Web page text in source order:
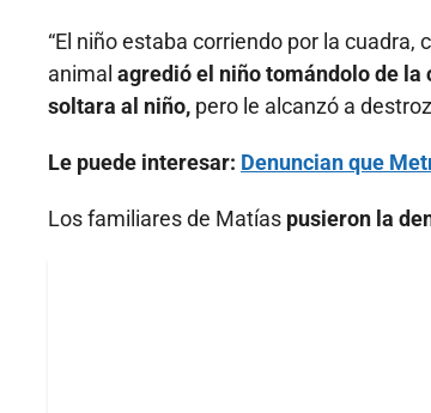
“El niño estaba corriendo por la cuadra,
animal agredió el niño tomándolo de
soltara al niño, pero le alcanzó a
Le puede interesar: Denuncian que
Los familiares de Matías pusieron la